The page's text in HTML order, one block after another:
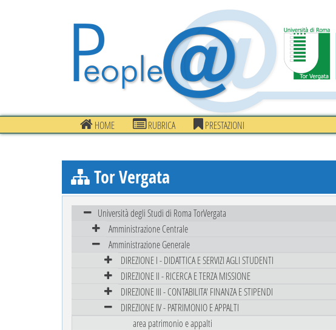
HOME RUBRICA PRESTAZIONI
Tor Vergata
Università degli Studi di Roma TorVergata
Amministrazione Centrale
Amministrazione Generale
DIREZIONE I - DIDATTICA E SERVIZI AGLI STUDENTI
DIREZIONE II - RICERCA E TERZA MISSIONE
DIREZIONE III - CONTABILITA' FINANZA E STIPENDI
DIREZIONE IV - PATRIMONIO E APPALTI
area patrimonio e appalti